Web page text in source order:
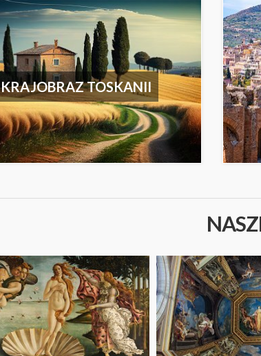
KRAJOBRAZ TOSKANII
starting from
€ 36